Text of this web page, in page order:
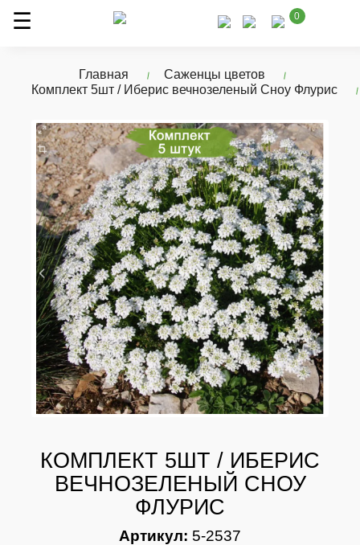
0
Главная
Саженцы цветов
Комплект 5шт / Иберис вечнозеленый Сноу Флурис
КОМПЛЕКТ 5ШТ / ИБЕРИС
ВЕЧНОЗЕЛЕНЫЙ СНОУ
ФЛУРИС
Артикул: 5-2537